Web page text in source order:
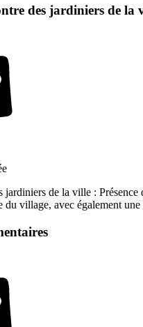
des jardiniers de la
de la ville :
du village, avec également